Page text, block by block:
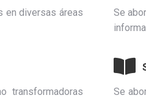
en diversas áreas
transformadoras
Se
Se